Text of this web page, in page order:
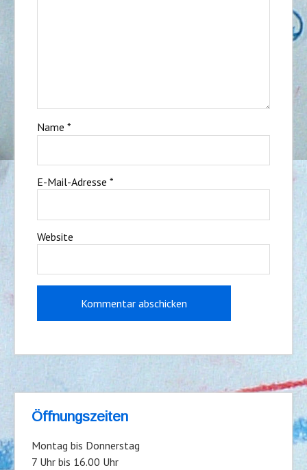
Name *
E-Mail-Adresse *
Website
Öffnungszeiten
Montag bis Donnerstag
7 Uhr bis 16.00 Uhr